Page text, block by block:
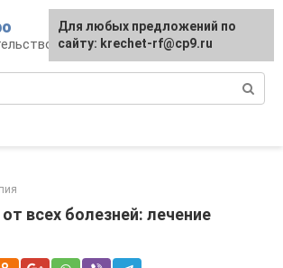
рецепты и методы
всех болезней: лечение
Для любых предложений по
сайту: krechet-rf@cp9.ru